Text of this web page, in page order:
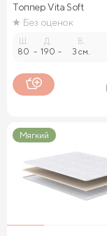
Топпер Vita Soft
Без оценок
Ш.
80 -
Д.
190 -
В.
3 см.
Мягкий